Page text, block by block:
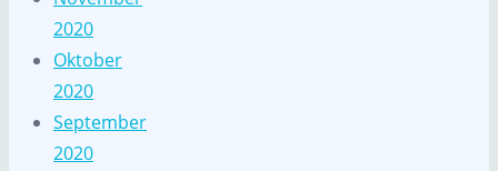
2020
Oktober
2020
September
2020